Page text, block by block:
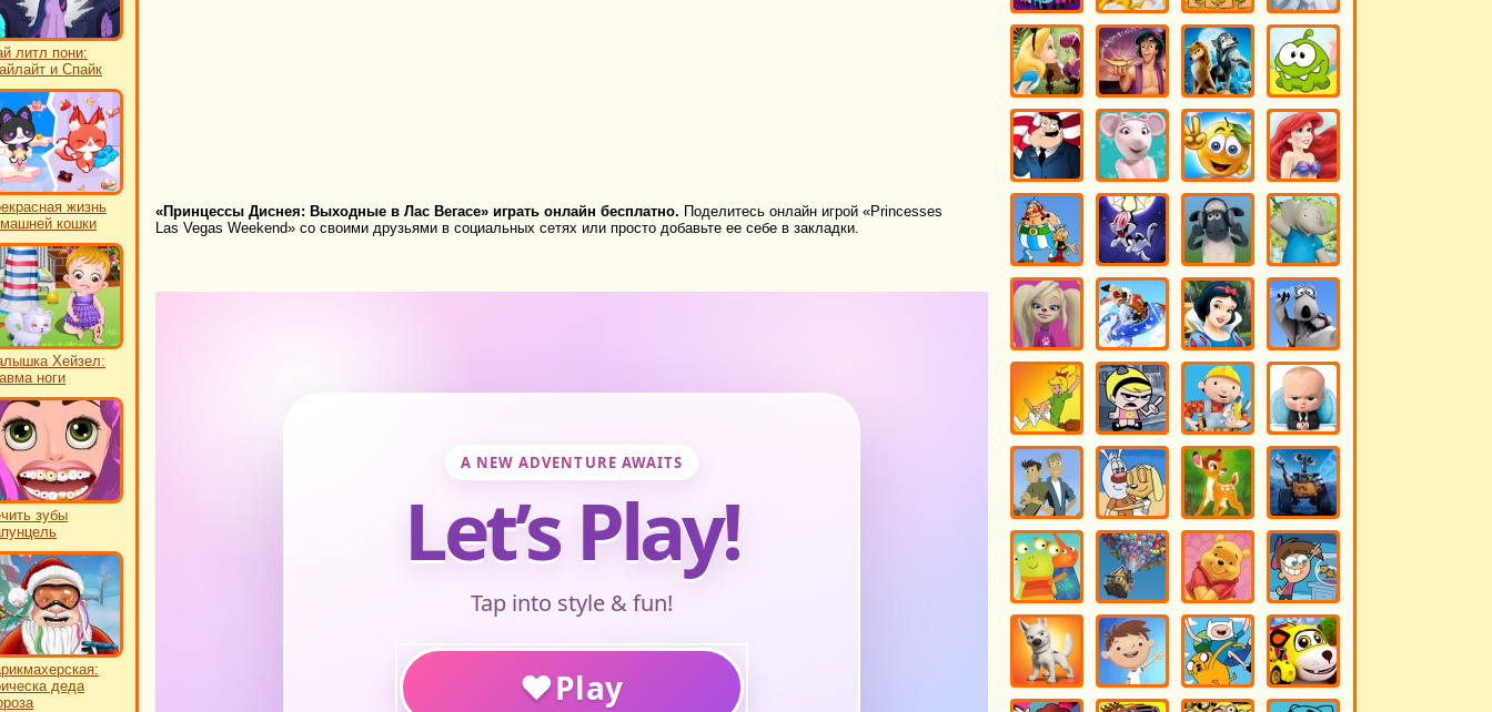
литл пони:
и Спайк
жизнь
кошки
Хейзел:
ноги
зубы
деда
«Принцессы Диснея: Выходные в Лас Вегасе» играть онлайн бесплатно. Поделитесь онлайн игрой «Princesses
Las Vegas Weekend» со своими друзьями в социальных сетях или просто добавьте ее себе в закладки.